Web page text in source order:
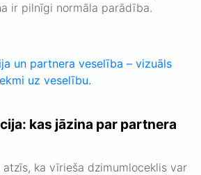
ir pilnīgi normāla parādība.
kas jāzina par partnera
ka vīrieša dzimumloceklis var